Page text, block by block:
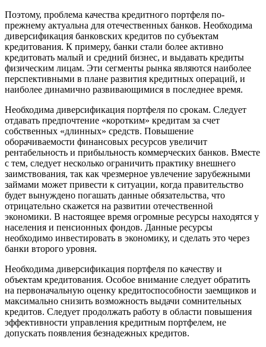
Поэтому, проблема качества кредитного портфеля по-
прежнему актуальна для отечественных банков. Необходима
диверсификация банковских кредитов по субъектам
кредитования. К примеру, банки стали более активно
кредитовать малый и средний бизнес, и выдавать кредиты
физическим лицам. Эти сегменты рынка являются наиболее
перспективными в плане развития кредитных операций, и
наиболее динамично развивающимися в последнее время.
Необходима диверсификация портфеля по срокам. Следует
отдавать предпочтение «коротким» кредитам за счет
собственных «длинных» средств. Повышение
оборачиваемости финансовых ресурсов увеличит
рентабельность и прибыльность коммерческих банков. Вместе
с тем, следует несколько ограничить практику внешнего
заимствования, так как чрезмерное увлечение зарубежными
займами может привести к ситуации, когда правительство
будет вынуждено погашать данные обязательства, что
отрицательно скажется на развитии отечественной
экономики. В настоящее время огромные ресурсы находятся у
населения и пенсионных фондов. Данные ресурсы
необходимо инвестировать в экономику, и сделать это через
банки второго уровня.
Необходима диверсификация портфеля по качеству и
объектам кредитования. Особое внимание следует обратить
на первоначальную оценку кредитоспособности заемщиков и
максимально снизить возможность выдачи сомнительных
кредитов. Следует продолжать работу в области повышения
эффективности управления кредитным портфелем, не
допускать появления безнадежных кредитов.